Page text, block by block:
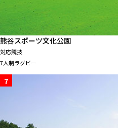
熊谷スポーツ文化公園
対応競技
7人制ラグビー
7